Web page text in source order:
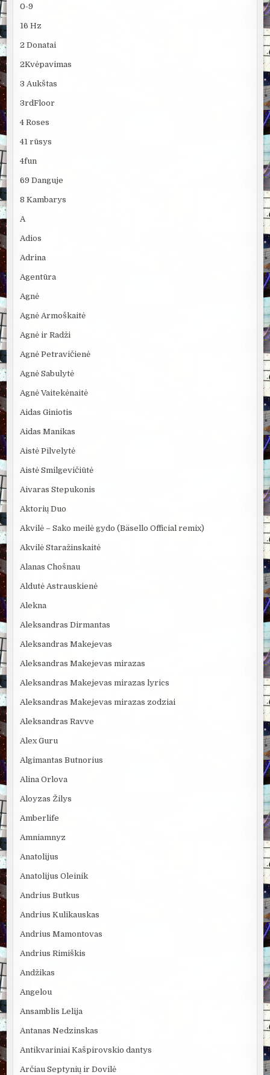
0-9
16 Hz
2 Donatai
2Kvėpavimas
3 Aukštas
3rdFloor
4 Roses
41 rūsys
4fun
69 Danguje
8 Kambarys
A
Adios
Adrina
Agentūra
Agnė
Agnė Armoškaitė
Agnė ir Radži
Agnė Petravičienė
Agnė Sabulytė
Agnė Vaitekėnaitė
Aidas Giniotis
Aidas Manikas
Aistė Pilvelytė
Aistė Smilgevičiūtė
Aivaras Stepukonis
Aktorių Duo
Akvilė – Sako meilė gydo (Bäsello Official remix)
Akvilė Staražinskaitė
Alanas Chošnau
Aldutė Astrauskienė
Alekna
Aleksandras Dirmantas
Aleksandras Makejevas
Aleksandras Makejevas mirazas
Aleksandras Makejevas mirazas lyrics
Aleksandras Makejevas mirazas zodziai
Aleksandras Ravve
Alex Guru
Algimantas Butnorius
Alina Orlova
Aloyzas Žilys
Amberlife
Amniamnyz
Anatolijus
Anatolijus Oleinik
Andrius Butkus
Andrius Kulikauskas
Andrius Mamontovas
Andrius Rimiškis
Andžikas
Angelou
Ansamblis Lelija
Antanas Nedzinskas
Antikvariniai Kašpirovskio dantys
Arčiau Septynių ir Dovilė